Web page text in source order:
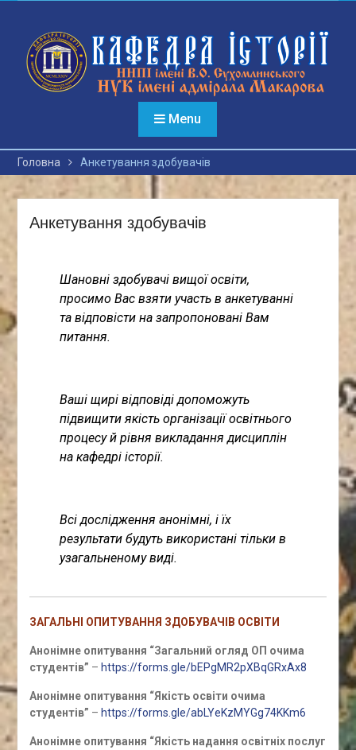
вмісту
Menu
Головна Анкетування здобувачів
Анкетування здобувачів
Шановні здобувачі вищої освіти,
просимо Вас взяти участь в анкетуванні
та відповісти на запропоновані Вам
питання.
Ваші щирі відповіді допоможуть
підвищити якість організації освітнього
процесу й рівня викладання дисциплін
на кафедрі історії.
Всі дослідження анонімні, і їх
результати будуть використані тільки в
узагальненому виді.
ЗАГАЛЬНІ ОПИТУВАННЯ ЗДОБУВАЧІВ ОСВІТИ
Анонімне опитування “Загальний огляд ОП очима
студентів” – https://forms.gle/bEPgMR2pXBqGRxAx8
Анонімне опитування “Якість освіти очима
студентів” – https://forms.gle/abLYeKzMYGg74KKm6
Анонімне опитування “Якість надання освітніх послуг